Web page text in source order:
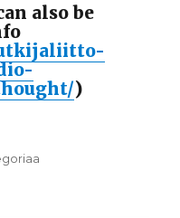
also be
)